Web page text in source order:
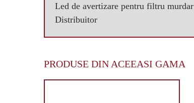
Led de avertizare pentru filtru murdar
Distribuitor
PRODUSE DIN ACEEASI GAMA